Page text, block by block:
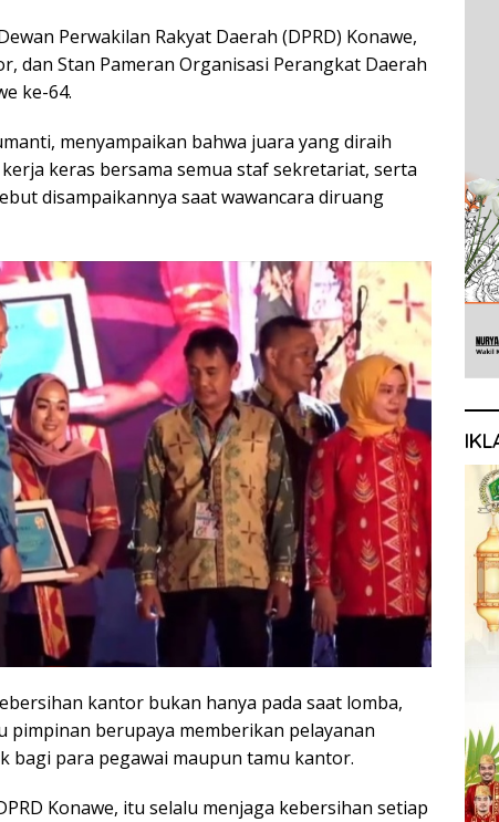
Perwakilan Rakyat Daerah (DPRD) Konawe,
dan Stan Pameran Organisasi Perangkat Daerah
ke-64.
menyampaikan bahwa juara yang diraih
keras bersama semua staf sekretariat, serta
disampaikannya saat wawancara diruang
kantor bukan hanya pada saat lomba,
pimpinan berupaya memberikan pelayanan
bagi para pegawai maupun tamu kantor.
Konawe, itu selalu menjaga kebersihan setiap